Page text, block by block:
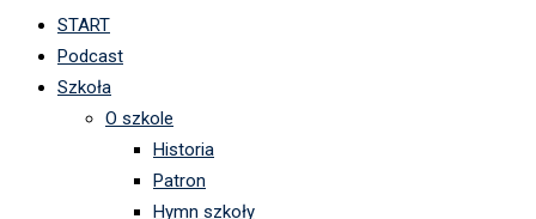
START
Podcast
Szkoła
O szkole
Historia
Patron
Hymn szkoły